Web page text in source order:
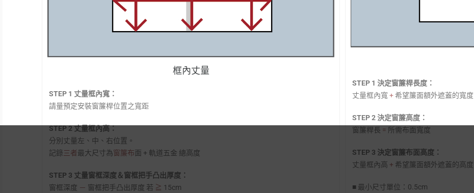
框內丈量
STEP 1 丈量框內寬：
請量預定安裝窗簾桿位置之寬距
STEP 2 丈量框內高：
分別丈量左、中、右位置。
記錄三者最大尺寸為窗簾布面 + 軌道五金 總高度
STEP 3 丈量窗框深度＆窗框把手凸出厚度：
窗框深度 － 窗框把手凸出厚度 若 ≧ 15cm
STEP 1 決定窗簾桿長度：
丈量框內寬 +希望簾面額外遮蓋的寬度
STEP 2 決定窗簾高度：
窗簾桿長 = 所需布面寬度
STEP 3 決定窗簾布面高度：
丈量框內高 + 希望簾面額外遮蓋的高度
■ 最小尺寸單位：0.5cm